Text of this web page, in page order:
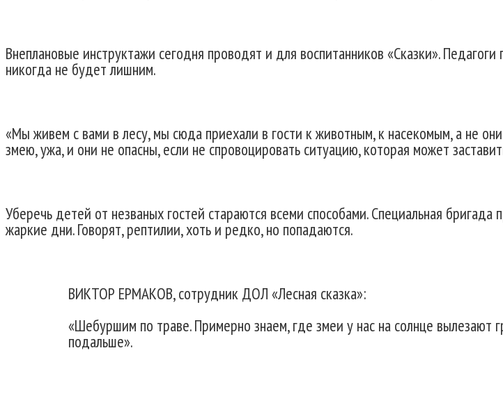
Внеплановые инструктажи сегодня проводят и для воспитанников «Сказки».
никогда не будет лишним.
«Мы живем с вами в лесу, мы сюда приехали в гости к животным, к насекомым, а не
змею, ужа, и они не опасны, если не спровоцировать ситуацию, которая может
Уберечь детей от незваных гостей стараются всеми способами. Специальная
жаркие дни. Говорят, рептилии, хоть и редко, но попадаются.
ВИКТОР ЕРМАКОВ, сотрудник ДОЛ «Лесная сказка»:
«Шебуршим по траве. Примерно знаем, где змеи у нас на солнце вылезают
подальше».